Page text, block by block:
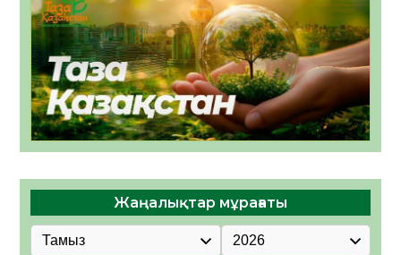
Жаңалықтар мұрағаты